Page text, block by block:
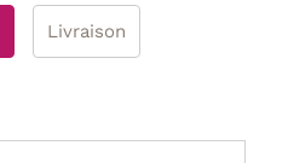
Livraison